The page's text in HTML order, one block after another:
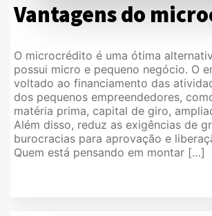
Vantagens do
O microcrédito é uma ótima
possui micro e pequeno negócio. O
voltado ao financiamento das
dos pequenos empreendedores,
matéria prima, capital de giro,
Além disso, reduz as exigências de
burocracias para aprovação e
Quem está pensando em montar […]